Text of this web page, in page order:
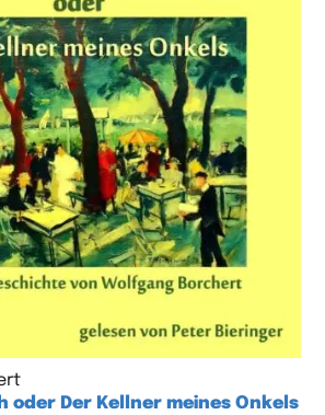
oder Der Kellner meines Onkels